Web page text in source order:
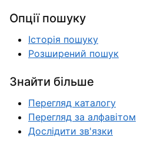
Опції пошуку
Історія пошуку
Розширений пошук
Знайти більше
Перегляд каталогу
Перегляд за алфавітом
Дослідити зв'язки